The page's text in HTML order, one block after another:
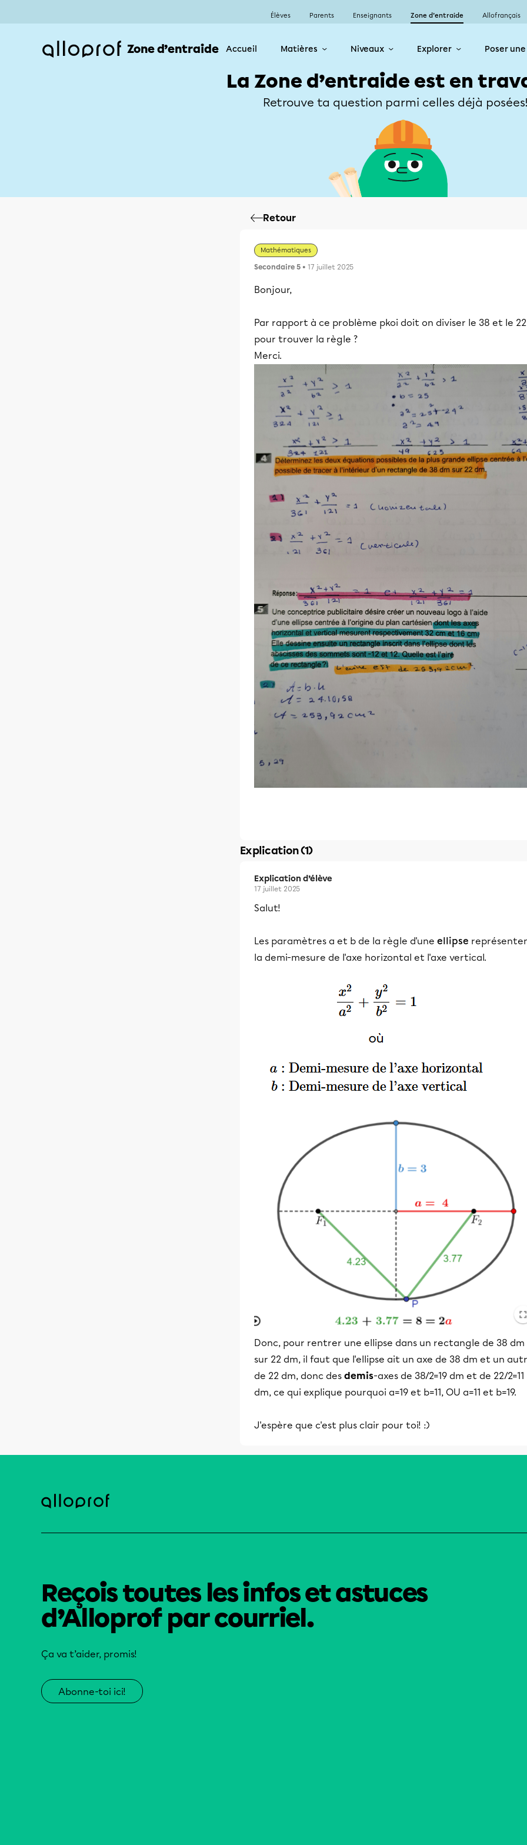
Élèves Parents Enseignants Zone d’entraide Allofrançais
Zone d’entraide Accueil Matières Niveaux Explorer Poser
La Zone d’entraide est en
Retrouve ta question parmi celles déjà
Retour
Mathématiques
Secondaire 5 • 17 juillet 2025
Bonjour,
Par rapport à ce problème pkoi doit on diviser le 38 et le 22
pour trouver la règle ?
Merci.
Explication (1)
Explication d’élève
17 juillet 2025
Salut!
Les paramètres a et b de la règle d'une ellipse
la demi-mesure de l'axe horizontal et l'axe vertical.
Donc, pour rentrer une ellipse dans un rectangle de 38 dm
sur 22 dm, il faut que l'ellipse ait un axe de 38 dm et un
de 22 dm, donc des demis-axes de 38/2=19 dm et de 22/2=11
dm, ce qui explique pourquoi a=19 et b=11, OU a=11 et b=19.
J'espère que c'est plus clair pour toi! :)
Reçois toutes les infos et astuces
d’Alloprof par courriel.
Ça va t’aider, promis!
Abonne-toi ici!